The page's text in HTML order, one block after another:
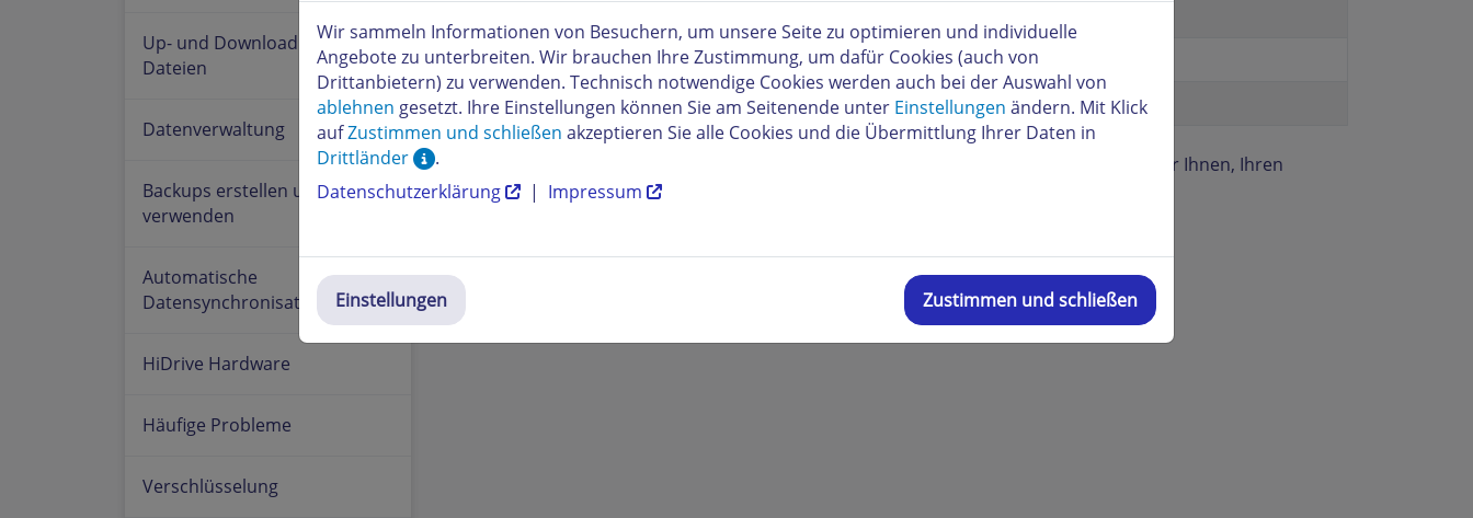
Up- und Download von
Dateien
Datenverwaltung
Backups erstellen und
verwenden
Automatische
Datensynchronisation
HiDrive Hardware
Häufige Probleme
Verschlüsselung
Microsoft Edge
16 und höher
Microsoft Internet Explorer
keine Unterstützung
Sollten Sie eine ältere Browserversion als die hier aufgelisteten verwenden, empfehlen wir Ihnen, Ihren
Browser zu aktualisieren.
War dieser Text hilfreich für Sie?
Wir sammeln Informationen von Besuchern, um unsere Seite zu optimieren und individuelle
Angebote zu unterbreiten. Wir brauchen Ihre Zustimmung, um dafür Cookies (auch von
Drittanbietern) zu verwenden. Technisch notwendige Cookies werden auch bei der Auswahl von
ablehnen gesetzt. Ihre Einstellungen können Sie am Seitenende unter Einstellungen ändern. Mit Klick
aufZustimmen und schließen akzeptieren Sie alle Cookies und die Übermittlung Ihrer Daten in
Drittländer
.
Datenschutzerklärung
| Impressum
Einstellungen Zustimmen und schließen